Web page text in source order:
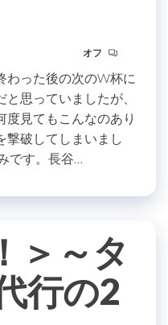
オフ
わった後の次のW杯に
思っていましたが、
見てもこんなのあり
撃破してしまいまし
です。長谷…
＞～タ
行の2